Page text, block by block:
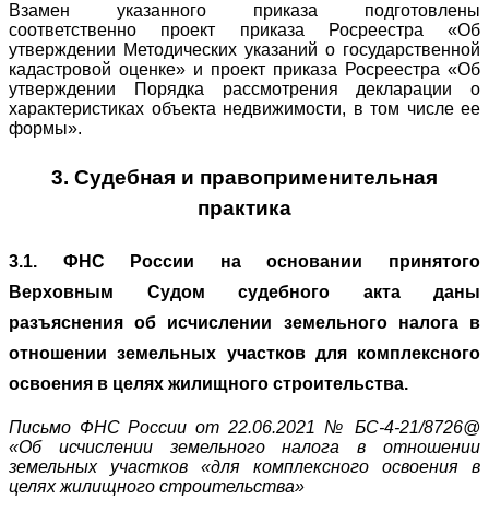
Взамен указанного приказа подготовлены
соответственно проект приказа Росреестра «Об
утверждении Методических указаний о государственной
кадастровой оценке» и проект приказа Росреестра «Об
утверждении Порядка рассмотрения декларации о
характеристиках объекта недвижимости, в том числе ее
формы».
3. Судебная и правоприменительная
практика
3.1. ФНС России на основании принятого
Верховным Судом судебного акта даны
разъяснения об исчислении земельного налога в
отношении земельных участков для комплексного
освоения в целях жилищного строительства.
Письмо ФНС России от 22.06.2021 № БС-4-21/8726@
«Об исчислении земельного налога в отношении
земельных участков «для комплексного освоения в
целях жилищного строительства»